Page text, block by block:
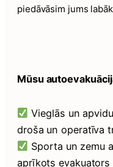
piedāvāsim jums
Mūsu
Vieglās un
droša un operatīva
Sporta un zemu
aprīkots